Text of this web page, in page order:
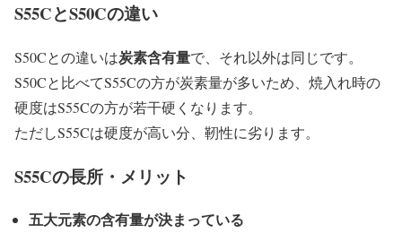
S55CとS50Cの違い
S50Cとの違いは炭素含有量で、それ以外は同じです。
S50Cと比べてS55Cの方が炭素量が多いため、焼入れ時の
硬度はS55Cの方が若干硬くなります。
ただしS55Cは硬度が高い分、靭性に劣ります。
S55Cの長所・メリット
五大元素の含有量が決まっている